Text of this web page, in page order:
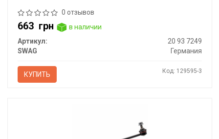
0 отзывов
663 грн
в наличии
Артикул:
20 93 7249
SWAG
Германия
КУПИТЬ Код: 129595-3